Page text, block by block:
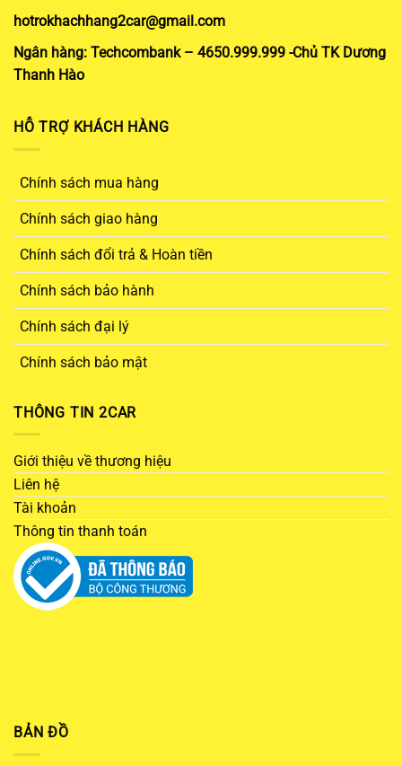
hotrokhachhang2car@gmail.com
Ngân hàng: Techcombank – 4650.999.999 -Chủ TK Dương
Thanh Hào
HỖ TRỢ KHÁCH HÀNG
Chính sách mua hàng
Chính sách giao hàng
Chính sách đổi trả & Hoàn tiền
Chính sách bảo hành
Chính sách đại lý
Chính sách bảo mật
THÔNG TIN 2CAR
Giới thiệu về thương hiệu
Liên hệ
Tài khoản
Thông tin thanh toán
BẢN ĐỒ